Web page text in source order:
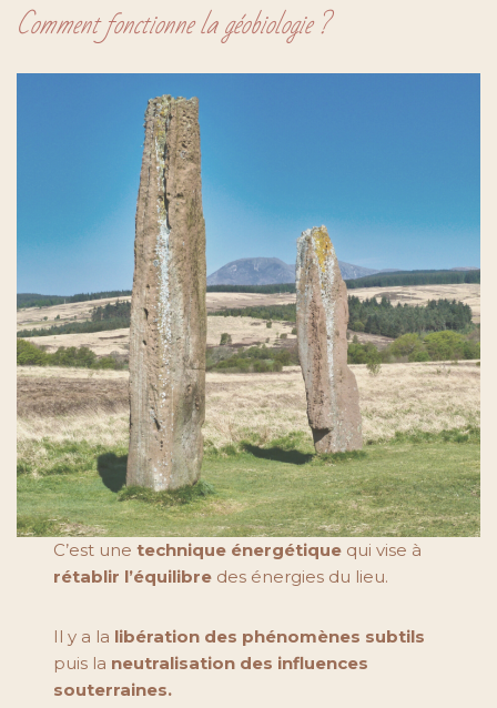
Comment fonctionne la géobiologie ?
C’est unetechnique énergétique qui vise à
rétablir l’équilibre des énergies du lieu.
Il y a la libération des phénomènes subtils
puis la neutralisation des influences
souterraines.